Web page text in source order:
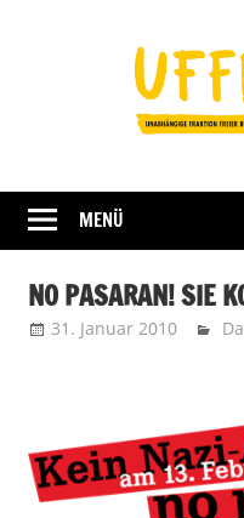
Darmstadt
MENÜ
NO PASARAN! SIE
31. Januar 2010